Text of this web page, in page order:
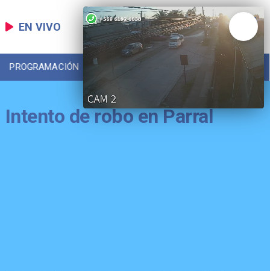
EN VIVO
PROGRAMACIÓN DEPORTES
Intento de robo en Parral